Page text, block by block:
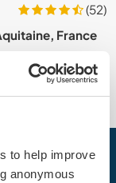
to help improve
anonymous
(52)
France
hoje